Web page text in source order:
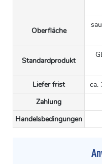
Oberfläche
Standardprodukt
Liefer frist
ca.
Zahlung
Handelsbedingungen